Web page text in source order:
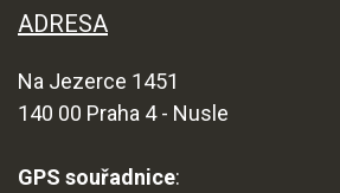
ADRESA
Na Jezerce 1451
140 00 Praha 4 - Nusle
GPS souřadnice: